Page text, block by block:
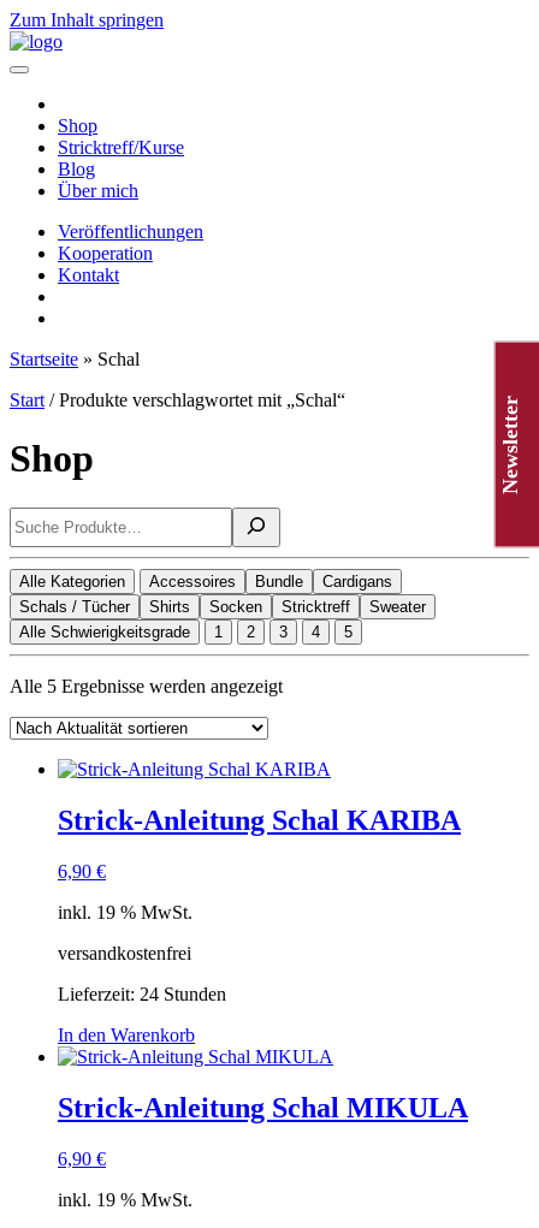
Zum Inhalt springen
Hauptnavigation
Shop
Stricktreff/Kurse
Blog
Über mich
Veröffentlichungen
Kooperation
Kontakt
Startseite » Schal
Start / Produkte verschlagwortet mit „Schal“
Shop
Suchen
Alle Kategorien Accessoires Bundle
Cardigans
Schals / Tücher
Shirts Socken Stricktreff
Sweater
Alle Schwierigkeitsgrade
1 2 3 4 5
Alle 5 Ergebnisse werden angezeigtNach
Strick-Anleitung Schal KARIBA
6,90 €
inkl. 19 % MwSt.
versandkostenfrei
Lieferzeit: 24 Stunden
In den Warenkorb
Strick-Anleitung Schal MIKULA
6,90 €
inkl. 19 % MwSt.
Newsletter